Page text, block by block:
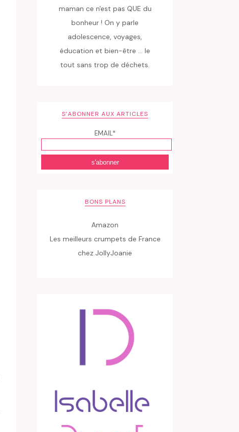
maman ce n'est pas QUE du
bonheur ! On y parle
adolescence, voyages,
éducation et bien-être ... le
tout sans trop de déchets.
S’ABONNER AUX ARTICLES
EMAIL*
BONS PLANS
Amazon
Les meilleurs crumpets de France
chez JollyJoanie